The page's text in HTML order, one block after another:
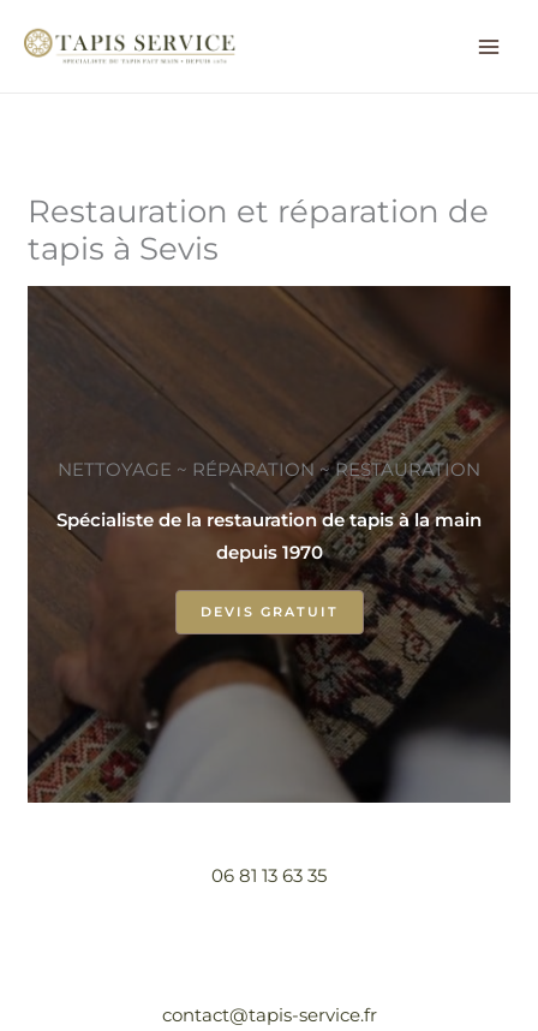
Restauration et réparation de
tapis à Sevis
NETTOYAGE ~ RÉPARATION ~ RESTAURATION
Spécialiste de la restauration de tapis à la main
depuis 1970
DEVIS GRATUIT
06 81 13 63 35
contact@tapis-service.fr